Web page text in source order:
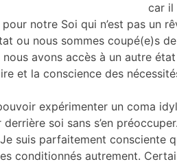
car il
notre Soi qui n’est pas un
ou nous sommes coupé(e)s
nous avons accès à un autre
et la conscience des
expérimenter un coma
derrière soi sans s’en
suis parfaitement consciente
conditionnés autrement.